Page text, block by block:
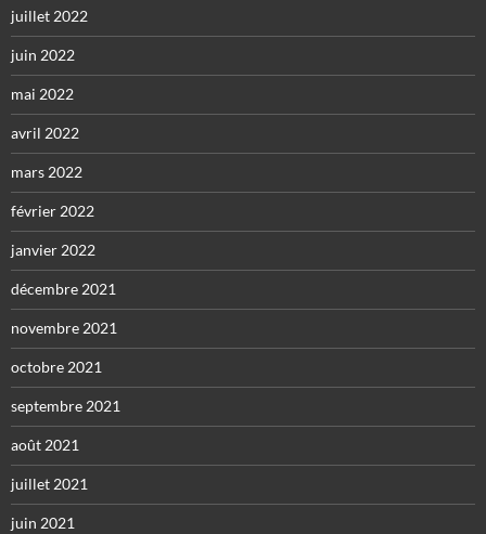
juillet 2022
juin 2022
mai 2022
avril 2022
mars 2022
février 2022
janvier 2022
décembre 2021
novembre 2021
octobre 2021
septembre 2021
août 2021
juillet 2021
juin 2021